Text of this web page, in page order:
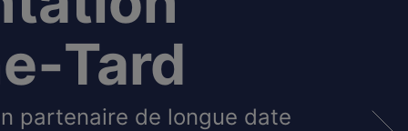
partenaire de longue date